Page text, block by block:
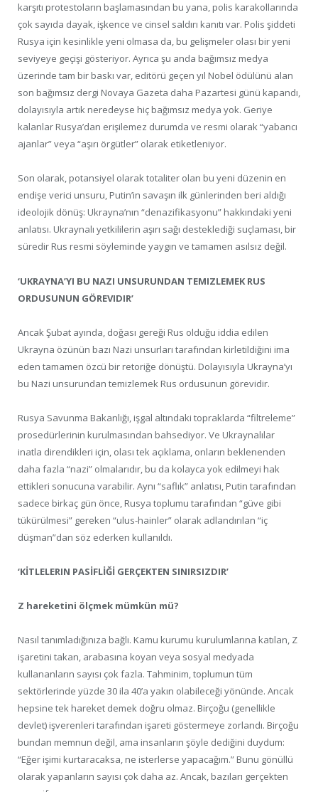
karşıtı protestoların başlamasından bu yana, polis karakollarında
çok sayıda dayak, işkence ve cinsel saldırı kanıtı var. Polis şiddeti
Rusya için kesinlikle yeni olmasa da, bu gelişmeler olası bir yeni
seviyeye geçişi gösteriyor. Ayrıca şu anda bağımsız medya
üzerinde tam bir baskı var, editörü geçen yıl Nobel ödülünü alan
son bağımsız dergi Novaya Gazeta daha Pazartesi günü kapandı,
dolayısıyla artık neredeyse hiç bağımsız medya yok. Geriye
kalanlar Rusya’dan erişilemez durumda ve resmi olarak “yabancı
ajanlar” veya “aşırı örgütler” olarak etiketleniyor.
Son olarak, potansiyel olarak totaliter olan bu yeni düzenin en
endişe verici unsuru, Putin’in savaşın ilk günlerinden beri aldığı
ideolojik dönüş: Ukrayna’nın “denazifikasyonu” hakkındaki yeni
anlatısı. Ukraynalı yetkililerin aşırı sağı desteklediği suçlaması, bir
süredir Rus resmi söyleminde yaygın ve tamamen asılsız değil.
‘UKRAYNA’YI BU NAZI UNSURUNDAN TEMIZLEMEK RUS
ORDUSUNUN GÖREVIDIR’
Ancak Şubat ayında, doğası gereği Rus olduğu iddia edilen
Ukrayna özünün bazı Nazi unsurları tarafından kirletildiğini ima
eden tamamen özcü bir retoriğe dönüştü. Dolayısıyla Ukrayna’yı
bu Nazi unsurundan temizlemek Rus ordusunun görevidir.
Rusya Savunma Bakanlığı, işgal altındaki topraklarda “filtreleme”
prosedürlerinin kurulmasından bahsediyor. Ve Ukraynalılar
inatla direndikleri için, olası tek açıklama, onların beklenenden
daha fazla “nazi” olmalarıdır, bu da kolayca yok edilmeyi hak
ettikleri sonucuna varabilir. Aynı “saflık” anlatısı, Putin tarafından
sadece birkaç gün önce, Rusya toplumu tarafından “güve gibi
tükürülmesi” gereken “ulus-hainler” olarak adlandırılan “iç
düşman”dan söz ederken kullanıldı.
‘KİTLELERIN PASİFLİĞİ GERÇEKTEN SINIRSIZDIR’
Z hareketini ölçmek mümkün mü?
Nasıl tanımladığınıza bağlı. Kamu kurumu kurulumlarına katılan, Z
işaretini takan, arabasına koyan veya sosyal medyada
kullananların sayısı çok fazla. Tahminim, toplumun tüm
sektörlerinde yüzde 30 ila 40’a yakın olabileceği yönünde. Ancak
hepsine tek hareket demek doğru olmaz. Birçoğu (genellikle
devlet) işverenleri tarafından işareti göstermeye zorlandı. Birçoğu
bundan memnun değil, ama insanların şöyle dediğini duydum:
“Eğer işimi kurtaracaksa, ne isterlerse yapacağım.” Bunu gönüllü
olarak yapanların sayısı çok daha az. Ancak, bazıları gerçekten